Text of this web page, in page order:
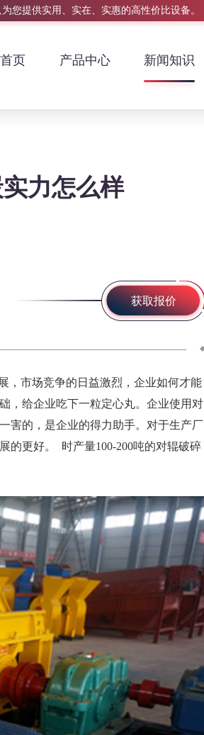
您提供实用、实在、实惠的高性价比设备。
首页 产品中心 新闻知识
力怎么样
获取报价
，市场竞争的日益激烈，企业如何才能
，给企业吃下一粒定心丸。企业使用对
害的，是企业的得力助手。对于生产厂
的更好。 时产量100-200吨的对辊破碎